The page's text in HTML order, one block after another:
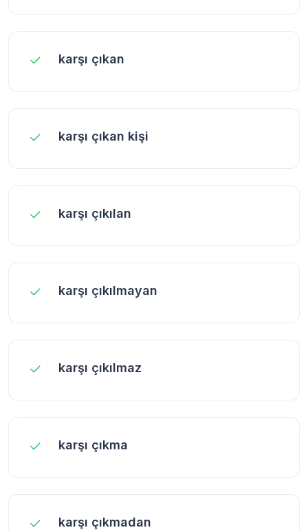
karşı çıkan
karşı çıkan kişi
karşı çıkılan
karşı çıkılmayan
karşı çıkılmaz
karşı çıkma
karşı çıkmadan